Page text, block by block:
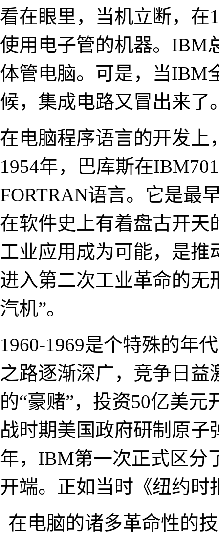
看在眼里，当机立断，在
使用电子管的机器。IBM
体管电脑。可是，当IBM
候，集成电路又冒出来
在电脑程序语言的开发
1954年，巴库斯在
FORTRAN语言。它是最
在软件史上有着盘古开天
工业应用成为可能，是
进入第二次工业革命的无
汽机”。
1960-1969是个特殊的年
之路逐渐深广，竞争日
的“豪赌”，投资50亿美
战时期美国政府研制原子
年，IBM第一次正式区分
开端。正如当时《纽约时
在电脑的诸多革命性的